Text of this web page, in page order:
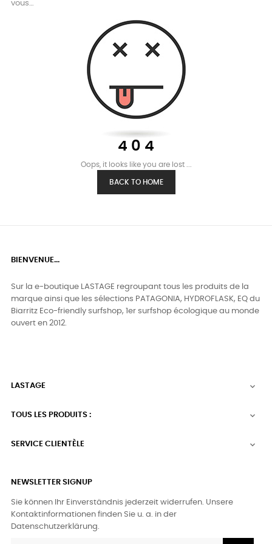
vous…
4 0 4
Oops, it looks like you are lost ...
BACK TO HOME
BIENVENUE...
Sur la e-boutique LASTAGE regroupant tous les produits de la
marque ainsi que les sélections PATAGONIA, HYDROFLASK, EQ du
Biarritz Eco-friendly surfshop, 1er surfshop écologique au monde
ouvert en 2012.
LASTAGE 
TOUS LES PRODUITS : 
SERVICE CLIENTÈLE 
NEWSLETTER SIGNUP
Sie können Ihr Einverständnis jederzeit widerrufen. Unsere
Kontaktinformationen finden Sie u. a. in der
Datenschutzerklärung.